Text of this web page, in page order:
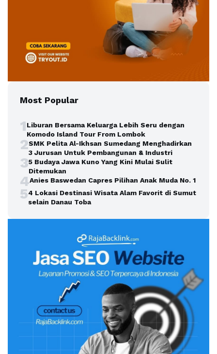
Most Popular
1Liburan Bersama Keluarga Lebih Seru dengan
Komodo Island Tour From Lombok
2SMK Pelita Al-Ikhsan Sumedang Menghadirkan
3 Jurusan Untuk Pembangunan & Industri
35 Budaya Jawa Kuno Yang Kini Mulai Sulit
Ditemukan
4Anies Baswedan Capres Pilihan Anak Muda No. 1
54 Lokasi Destinasi Wisata Alam Favorit di Sumut
selain Danau Toba